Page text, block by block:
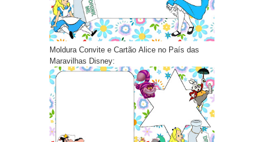
Moldura Convite e Cartão Alice no País das
Maravilhas Disney: